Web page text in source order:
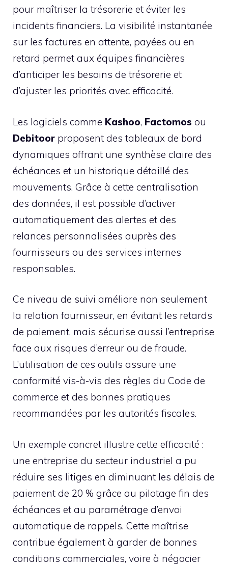
pour maîtriser la trésorerie et éviter les
incidents financiers. La visibilité instantanée
sur les factures en attente, payées ou en
retard permet aux équipes financières
d’anticiper les besoins de trésorerie et
d’ajuster les priorités avec efficacité.
Les logiciels comme Kashoo, Factomos ou
Debitoor proposent des tableaux de bord
dynamiques offrant une synthèse claire des
échéances et un historique détaillé des
mouvements. Grâce à cette centralisation
des données, il est possible d’activer
automatiquement des alertes et des
relances personnalisées auprès des
fournisseurs ou des services internes
responsables.
Ce niveau de suivi améliore non seulement
la relation fournisseur, en évitant les retards
de paiement, mais sécurise aussi l’entreprise
face aux risques d’erreur ou de fraude.
L’utilisation de ces outils assure une
conformité vis-à-vis des règles du Code de
commerce et des bonnes pratiques
recommandées par les autorités fiscales.
Un exemple concret illustre cette efficacité :
une entreprise du secteur industriel a pu
réduire ses litiges en diminuant les délais de
paiement de 20 % grâce au pilotage fin des
échéances et au paramétrage d’envoi
automatique de rappels. Cette maîtrise
contribue également à garder de bonnes
conditions commerciales, voire à négocier